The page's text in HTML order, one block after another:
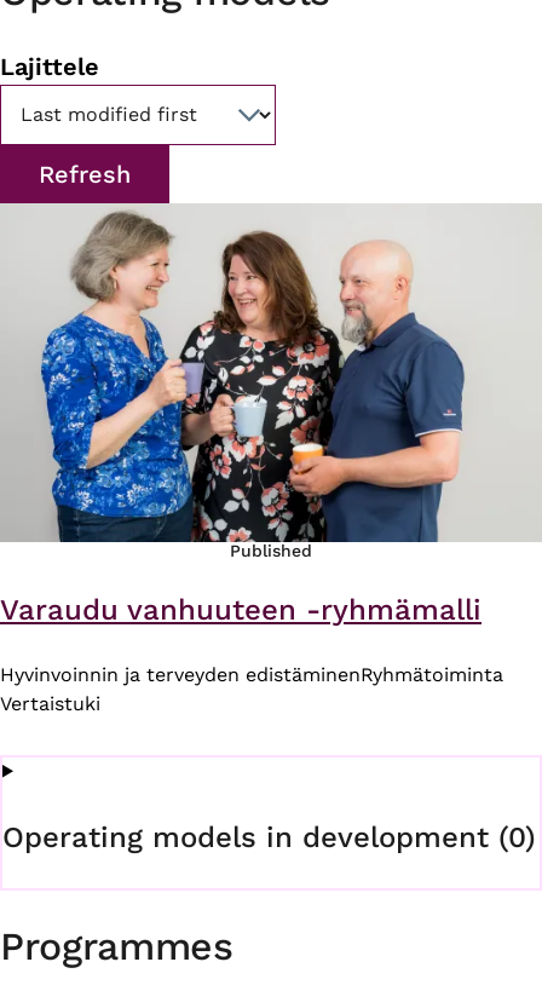
Lajittele
Published
Varaudu vanhuuteen -ryhmämalli
Hyvinvoinnin ja terveyden edistäminenRyhmätoiminta
Vertaistuki
Operating models in development (0)
Programmes